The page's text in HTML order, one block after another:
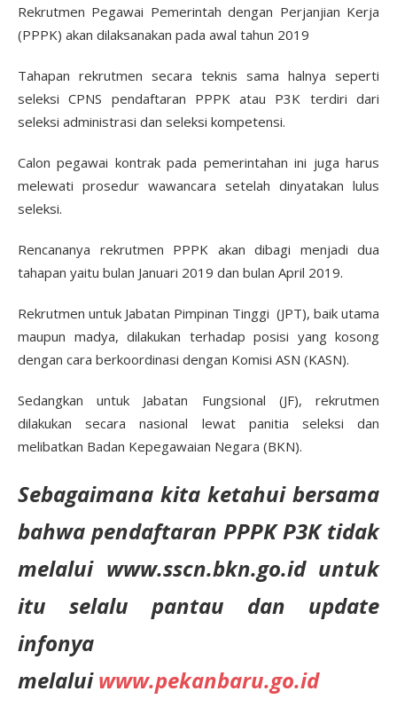
Rekrutmen Pegawai Pemerintah dengan Perjanjian Kerja
(PPPK) akan dilaksanakan pada awal tahun 2019
Tahapan rekrutmen secara teknis sama halnya seperti
seleksi CPNS pendaftaran PPPK atau P3K terdiri dari
seleksi administrasi dan seleksi kompetensi.
Calon pegawai kontrak pada pemerintahan ini juga harus
melewati prosedur wawancara setelah dinyatakan lulus
seleksi.
Rencananya rekrutmen PPPK akan dibagi menjadi dua
tahapan yaitu bulan Januari 2019 dan bulan April 2019.
Rekrutmen untuk Jabatan Pimpinan Tinggi (JPT), baik utama
maupun madya, dilakukan terhadap posisi yang kosong
dengan cara berkoordinasi dengan Komisi ASN (KASN).
Sedangkan untuk Jabatan Fungsional (JF), rekrutmen
dilakukan secara nasional lewat panitia seleksi dan
melibatkan Badan Kepegawaian Negara (BKN).
Sebagaimana kita ketahui bersama
bahwa pendaftaran PPPK P3K tidak
melalui www.sscn.bkn.go.id untuk
itu selalu pantau dan update
infonya
melaluiwww.pekanbaru.go.id